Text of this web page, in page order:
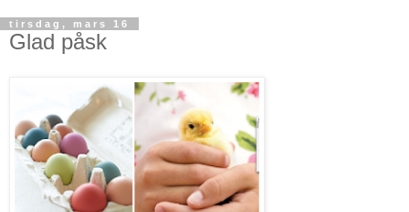
tirsdag, mars 16
Glad påsk